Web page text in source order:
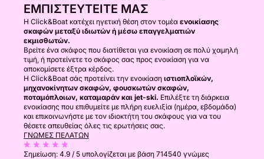
ΕΜΠΙΣΤΕΥΤΕΊΤΕ ΜΑΣ
Η Click&Boat κατέχει ηγετική θέση στον τομέα ενοικίασης
σκαφών μεταξύ ιδιωτών ή μέσω επαγγελματιών
εκμισθωτών.
Βρείτε ένα σκάφος που διατίθεται για ενοικίαση σε πολύ χαμηλή
τιμή, ή προτείνετε το σκάφος σας προς ενοικίαση για να
αποκομίσετε έξτρα κέρδος.
Η Click&Boat σάς προτείνει την ενοικίαση ιστιοπλοϊκών,
μηχανοκίνητων σκαφών, φουσκωτών σκαφών,
ποταμόπλοιων, καταμαράν και jet-ski. Επιλέξτε τη διάρκεια
ενοικίασης που επιθυμείτε με πλήρη ευελιξία (ημέρα, εβδομάδα)
και επικοινωνήστε με τον ιδιοκτήτη του σκάφους για να του
θέσετε απευθείας όλες τις ερωτήσεις σας.
ΓΝΏΜΕΣ ΠΕΛΑΤΏΝ
Σημείωση: 4.9 / 5 υπολογίζεται με βάση 714540 γνώμες